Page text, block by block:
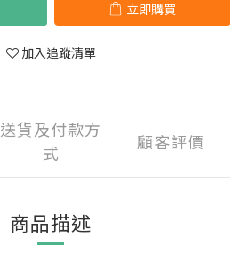
立即購買
加入追蹤清單
送貨及付款方
式
顧客評價
商品描述